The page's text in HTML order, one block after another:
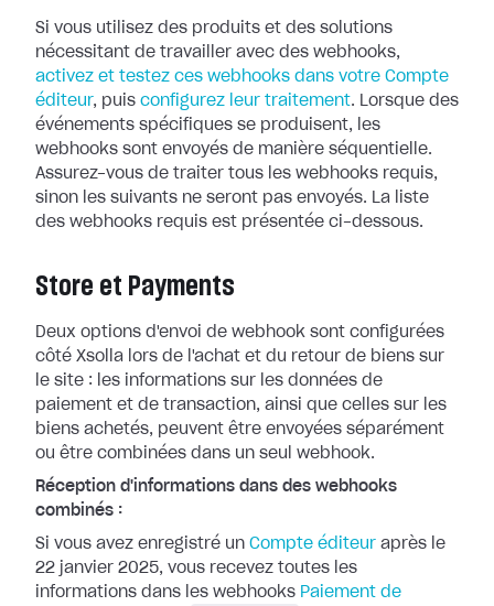
Si vous utilisez des produits et des solutions
nécessitant de travailler avec des webhooks,
activez et testez ces webhooks dans votre Compte
éditeur, puis configurez leur traitement. Lorsque des
événements spécifiques se produisent, les
webhooks sont envoyés de manière séquentielle.
Assurez-vous de traiter tous les webhooks requis,
sinon les suivants ne seront pas envoyés. La liste
des webhooks requis est présentée ci-dessous.
Store et Payments
Deux options d'envoi de webhook sont configurées
côté Xsolla lors de l'achat et du retour de biens sur
le site : les informations sur les données de
paiement et de transaction, ainsi que celles sur les
biens achetés, peuvent être envoyées séparément
ou être combinées dans un seul webhook.
Réception d'informations dans des webhooks
combinés :
Si vous avez enregistré un Compte éditeur après le
22 janvier 2025, vous recevez toutes les
informations dans les webhooks Paiement de